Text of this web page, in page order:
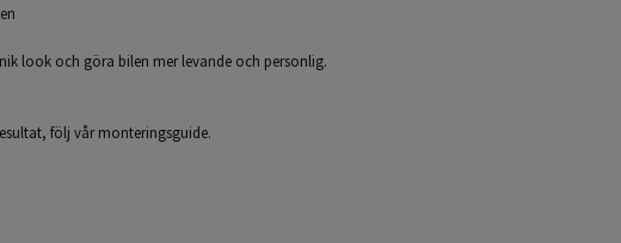
look och göra bilen mer levande och personlig.
följ vår monteringsguide.